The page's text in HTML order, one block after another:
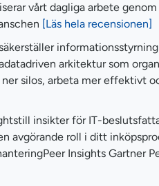
vårt dagliga arbete
[Läs hela recensionen]
arkitektur som
silos, arbeta mer effektivt
insikter för IT-
avgörande roll i ditt
Insights Gartner